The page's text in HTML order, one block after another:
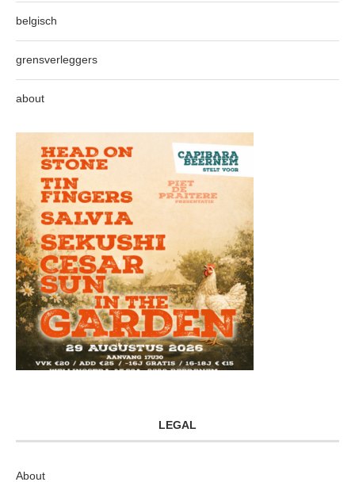
belgisch
grensverleggers
about
LEGAL
About